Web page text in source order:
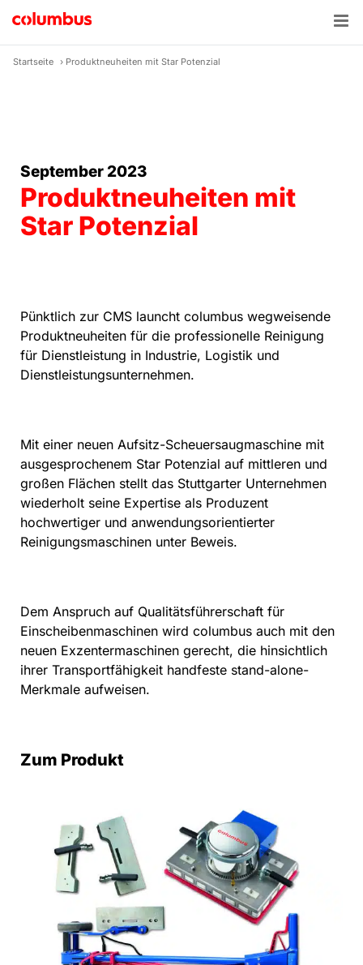
Inhalt
springen
Startseite › Produktneuheiten mit Star Potenzial
September 2023
Produktneuheiten mit
Star Potenzial
Pünktlich zur CMS launcht columbus wegweisende
Produktneuheiten für die professionelle Reinigung
für Dienstleistung in Industrie, Logistik und
Dienstleistungsunternehmen.
Mit einer neuen Aufsitz-Scheuersaugmaschine mit
ausgesprochenem Star Potenzial auf mittleren und
großen Flächen stellt das Stuttgarter Unternehmen
wiederholt seine Expertise als Produzent
hochwertiger und anwendungsorientierter
Reinigungsmaschinen unter Beweis.
Dem Anspruch auf Qualitätsführerschaft für
Einscheibenmaschinen wird columbus auch mit den
neuen Exzentermaschinen gerecht, die hinsichtlich
ihrer Transportfähigkeit handfeste stand-alone-
Merkmale aufweisen.
Zum Produkt